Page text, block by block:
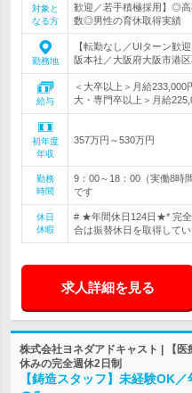
対象と
なる方
歓迎／若手積極採用】◎
数◎男性の育休取得実績
勤務地
【転勤なし／UIターン歓
阪本社／大阪府大阪市港
給与
＜大卒以上＞月給233,000
大・専門卒以上＞月給
初年度
年収
357万円～530万円
勤務
時間
9：00～18：00（実働8時
です
休日
休暇
# ★年間休日124日★* 完
合は振替休日を取得して
求人詳細を見る
株式会社ヨネダアドキャスト | 【
休みの完全週休2日制
【鋳造スタッフ】未経験OK